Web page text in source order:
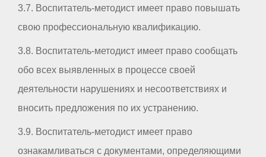
3.7. Воспитатель-методист имеет право повышать
свою профессиональную квалификацию.
3.8. Воспитатель-методист имеет право сообщать
обо всех выявленных в процессе своей
деятельности нарушениях и несоответствиях и
вносить предложения по их устранению.
3.9. Воспитатель-методист имеет право
ознакамливаться с документами, определяющими